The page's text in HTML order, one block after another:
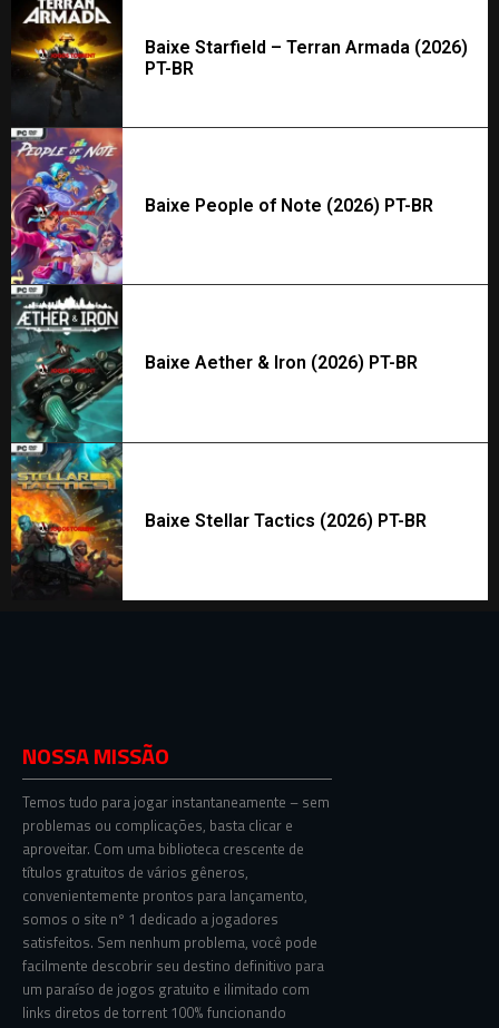
Baixe Starfield – Terran Armada (2026)
PT-BR
Baixe People of Note (2026) PT-BR
Baixe Aether & Iron (2026) PT-BR
Baixe Stellar Tactics (2026) PT-BR
NOSSA MISSÃO
Temos tudo para jogar instantaneamente – sem
problemas ou complicações, basta clicar e
aproveitar. Com uma biblioteca crescente de
títulos gratuitos de vários gêneros,
convenientemente prontos para lançamento,
somos o site nº 1 dedicado a jogadores
satisfeitos. Sem nenhum problema, você pode
facilmente descobrir seu destino definitivo para
um paraíso de jogos gratuito e ilimitado com
links diretos de torrent 100% funcionando